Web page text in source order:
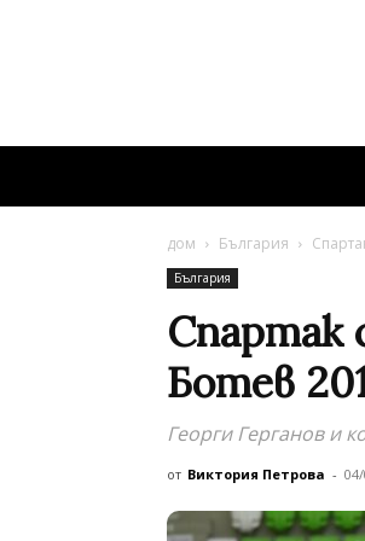
дом България
България
Спартак
Ботев
Георги Герганов и
от Виктория Петрова -